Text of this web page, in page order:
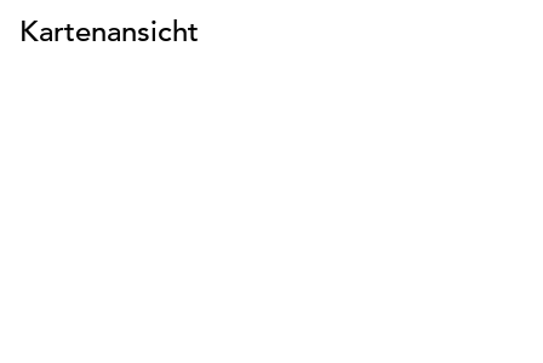
Kartenansicht